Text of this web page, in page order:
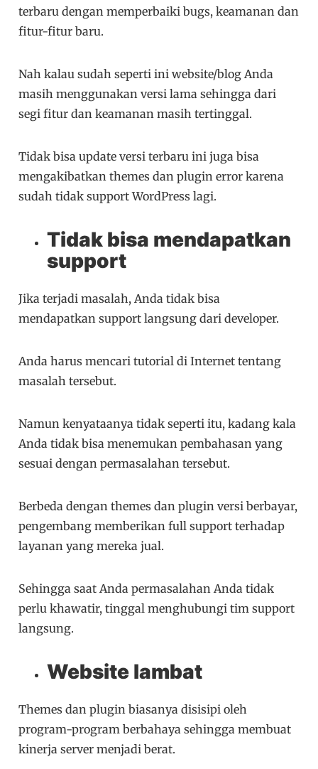
terbaru dengan memperbaiki bugs, keamanan dan
fitur-fitur baru.
Nah kalau sudah seperti ini website/blog Anda
masih menggunakan versi lama sehingga dari
segi fitur dan keamanan masih tertinggal.
Tidak bisa update versi terbaru ini juga bisa
mengakibatkan themes dan plugin error karena
sudah tidak support WordPress lagi.
Tidak bisa mendapatkan
support
Jika terjadi masalah, Anda tidak bisa
mendapatkan support langsung dari developer.
Anda harus mencari tutorial di Internet tentang
masalah tersebut.
Namun kenyataanya tidak seperti itu, kadang kala
Anda tidak bisa menemukan pembahasan yang
sesuai dengan permasalahan tersebut.
Berbeda dengan themes dan plugin versi berbayar,
pengembang memberikan full support terhadap
layanan yang mereka jual.
Sehingga saat Anda permasalahan Anda tidak
perlu khawatir, tinggal menghubungi tim support
langsung.
Website lambat
Themes dan plugin biasanya disisipi oleh
program-program berbahaya sehingga membuat
kinerja server menjadi berat.